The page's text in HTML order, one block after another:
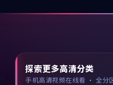
探索更多高清分类
手机高清视频在线看 · 全分